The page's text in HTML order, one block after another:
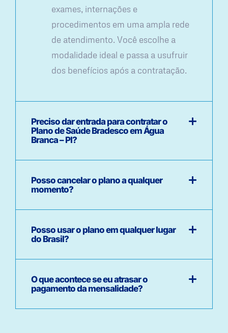
exames, internações e
procedimentos em uma ampla rede
de atendimento. Você escolhe a
modalidade ideal e passa a usufruir
dos benefícios após a contratação.
Preciso dar entrada para contratar o
Plano de Saúde Bradesco em Água
Branca – PI?
Posso cancelar o plano a qualquer
momento?
Posso usar o plano em qualquer lugar
do Brasil?
O que acontece se eu atrasar o
pagamento da mensalidade?